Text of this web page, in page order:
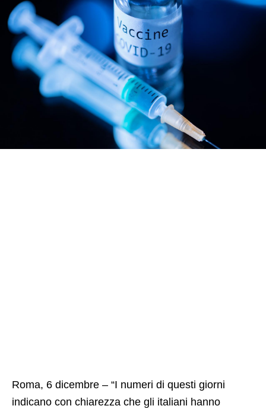
Roma, 6 dicembre – “I numeri di questi giorni
indicano con chiarezza che gli italiani hanno